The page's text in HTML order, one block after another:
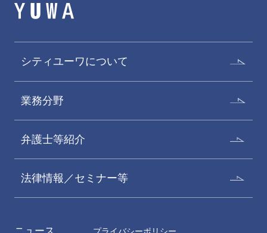
シティユーワについて
業務分野
弁護士等紹介
法律情報／セミナー等